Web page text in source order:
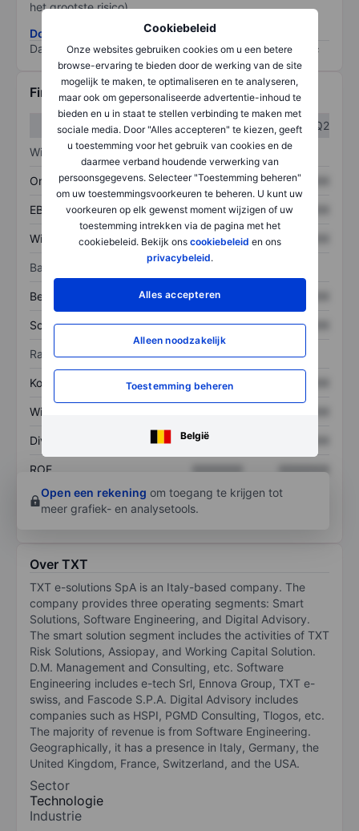
Cookiebeleid
Onze websites gebruiken cookies om u een betere
browse-ervaring te bieden door de werking van de site
mogelijk te maken, te optimaliseren en te analyseren,
maar ook om gepersonaliseerde advertentie-inhoud te
bieden en u in staat te stellen verbinding te maken met
sociale media. Door "Alles accepteren" te kiezen, geeft
u toestemming voor het gebruik van cookies en de
daarmee verband houdende verwerking van
persoonsgegevens. Selecteer "Toestemming beheren"
om uw toestemmingsvoorkeuren te beheren. U kunt uw
voorkeuren op elk gewenst moment wijzigen of uw
toestemming intrekken via de pagina met het
cookiebeleid. Bekijk ons cookiebeleid en ons
privacybeleid.
Alles accepteren
Alleen noodzakelijk
Toestemming beheren
België
het grootste risico).
Download de ESG-risicomethodologie
Data provided by
/
Financiële gegevens
Q1
Q2
Winst/verlies
Omzet XXXXXXX XXXXXXX
EBITDA XXXXXXX XXXXXXX
Winst XXXXXXX XXXXXXX
Balans
Bezittingen XXXXXXX
Schulden XXXXXXX XXXXXXX
Ratio's
Koers/omzetratio XXXXXXX
Winst per aandeel
Dividend per aandeel XXXXXXX
ROE XXXXXXX
XXXXXXX
Open een rekening om toegang te krijgen tot
meer grafiek- en analysetools.
Over TXT
TXT e-solutions SpA is an Italy-based company. The
company provides three operating segments: Smart
Solutions, Software Engineering, and Digital Advisory.
The smart solution segment includes the activities of TXT
Risk Solutions, Assiopay, and Working Capital Solution.
D.M. Management and Consulting, etc. Software
Engineering includes e-tech Srl, Ennova Group, TXT e-
swiss, and Fascode S.P.A. Digital Advisory includes
companies such as HSPI, PGMD Consulting, Tlogos, etc.
The majority of revenue is from Software Engineering.
Geographically, it has a presence in Italy, Germany, the
United Kingdom, France, Switzerland, and the USA.
Sector
Technologie
Industrie